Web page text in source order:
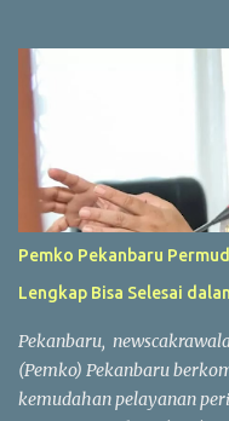
Soccer, Batu Belah,
menjadi ajang
kebugaran jasmani bagi
lingkungan Pemerintah
dibunyikan yang dipimpin
tim langsung
menyerang, menciptakan
gemilang dari para
berlangsung seru dan
kompetitif dengan
pertandingan berlangsun...
Pemko Pekanbaru
Lengkap Bisa Selesai
Pekanbaru,
(Pemko) Pekanbaru
kemudahan pelayanan